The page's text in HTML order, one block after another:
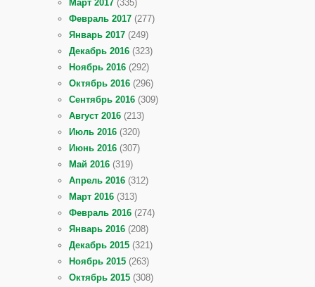
Март 2017 (335)
Февраль 2017 (277)
Январь 2017 (249)
Декабрь 2016 (323)
Ноябрь 2016 (292)
Октябрь 2016 (296)
Сентябрь 2016 (309)
Август 2016 (213)
Июль 2016 (320)
Июнь 2016 (307)
Май 2016 (319)
Апрель 2016 (312)
Март 2016 (313)
Февраль 2016 (274)
Январь 2016 (208)
Декабрь 2015 (321)
Ноябрь 2015 (263)
Октябрь 2015 (308)